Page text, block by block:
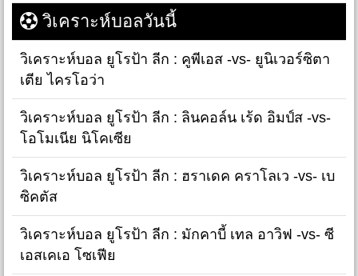
วิเคราะห์บอลวันนี้
วิเคราะห์บอล ยูโรป้า ลีก : คูพีเอส -vs- ยูนิเวอร์ซิตา
เตีย ไครโอว่า
วิเคราะห์บอล ยูโรป้า ลีก : ลินคอล์น เร้ด อิมป์ส -vs-
โอโมเนีย นิโคเซีย
วิเคราะห์บอล ยูโรป้า ลีก : ฮราเดค คราโลเว -vs- เบ
ซิคตัส
วิเคราะห์บอล ยูโรป้า ลีก : มักคาบี้ เทล อาวิฟ -vs- ซี
เอสเคเอ โซเฟีย